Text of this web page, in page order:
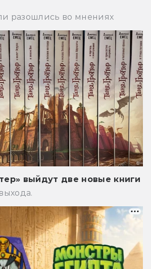
разошлись во мнениях
выйдут две новые книги